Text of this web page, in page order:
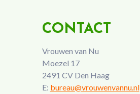
CONTACT
Vrouwen van Nu
Moezel 17
2491 CV Den Haag
E: bureau@vrouwenvannu.nl